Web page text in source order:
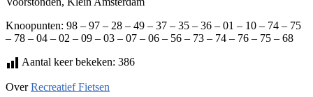
Knoopunten: 98 – 97 – 28 – 49 – 37 – 35 – 36 – 01 – 10 – 74 – 75
– 78 – 04 – 02 – 09 – 03 – 07 – 06 – 56 – 73 – 74 – 76 – 75 – 68
Aantal keer bekeken: 386
OverRecreatief Fietsen